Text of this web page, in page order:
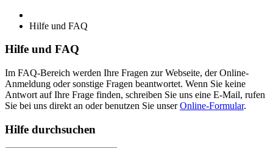
Hilfe und FAQ
Hilfe und FAQ
Im FAQ-Bereich werden Ihre Fragen zur Webseite, der Online-
Anmeldung oder sonstige Fragen beantwortet. Wenn Sie keine
Antwort auf Ihre Frage finden, schreiben Sie uns eine E-Mail, rufen
Sie bei uns direkt an oder benutzen Sie unserOnline-Formular.
Hilfe durchsuchen